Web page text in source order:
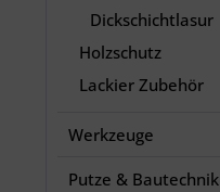
Dickschichtlasur
Holzschutz
Lackier Zubehör
Werkzeuge
Putze & Bautechnik